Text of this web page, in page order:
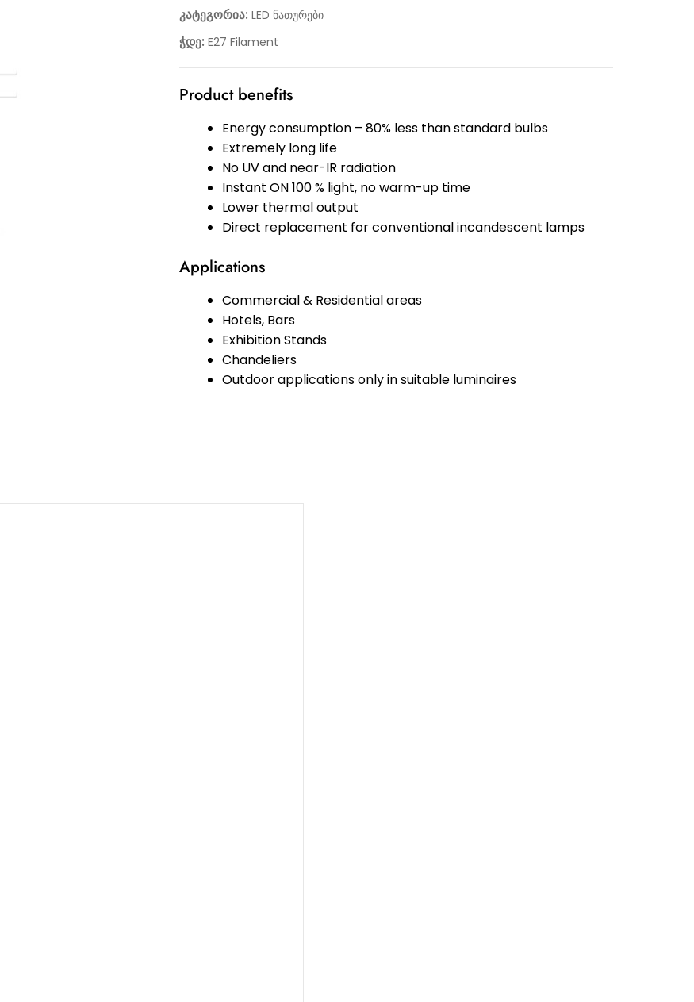
კატეგორია: LED ნათურები
ჭდე: E27 Filament
Product benefits
Energy consumption – 80% less than standard bulbs
Extremely long life
No UV and near-IR radiation
Instant ON 100 % light, no warm-up time
Lower thermal output
Direct replacement for conventional incandescent lamps
Applications
Commercial & Residential areas
Hotels, Bars
Exhibition Stands
Chandeliers
Outdoor applications only in suitable luminaires